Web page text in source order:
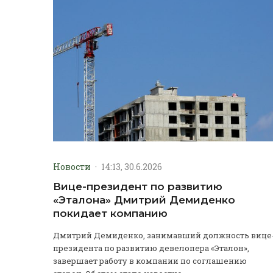
Новости · 14:13, 30.6.2026
Вице-президент по развитию
«Эталона» Дмитрий Демиденко
покидает компанию
Дмитрий Демиденко, занимавший должность
президента по развитию девелопера «Эталон»,
завершает работу в компании по соглашению